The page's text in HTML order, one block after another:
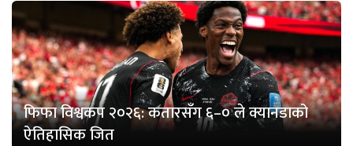
फिफा विश्वकप २०२६: कतारसँग ६–० ले क्यानडाको
ऐतिहासिक जित